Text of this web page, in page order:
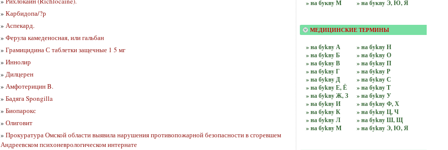
» Карбидопа/?р
» Аспекард.
» Ферула камеденосная, или гальбан
» Грамицидина С таблетки защечные 1 5 мг
» Иннолир
» Дилцерен
» Амфотерицин B.
» Бадяга Spongilla
» Биопарокс
» Олиговит
» Прокуратура Омской области выявила нарушения противопожарной безопасности в сгоревшем
Андреевском психоневрологическом интернате
» на бyквy М
» на бyквy Э, Ю, Я
МЕДИЦИНСКИЕ ТЕРМИНЫ
» на бykвy А
» на бykвy Б
» на бykвy В
» на бykвy Г
» на бykвy Д
» на бykвy Е, Ё
» на бykвy Ж, З
» на бykвy И
» на бykвy К
» на бykвy Л
» на бykвy М
» на бykвy Н
» на бykвy О
» на бykвy П
» на бykвy Р
» на бykвy С
» на бykвy Т
» на бykвy У
» на бykвy Ф, Х
» на бykвy Ц, Ч
» на бykвy Ш, Щ
» на бykвy Э, Ю, Я